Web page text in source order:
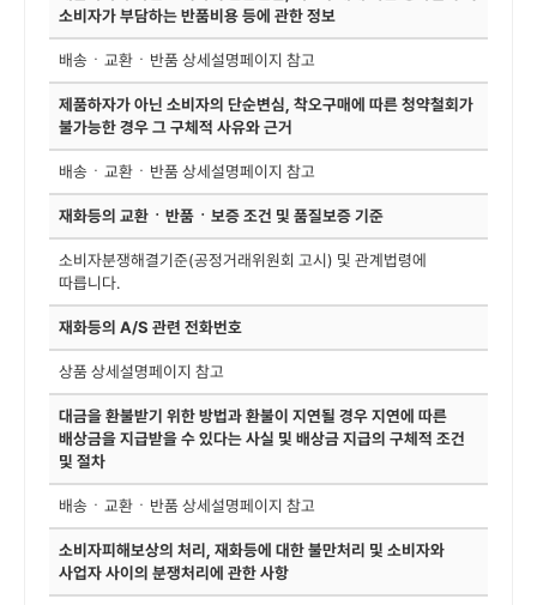
소비자가 부담하는 반품비용 등에 관한 정보
배송ㆍ교환ㆍ반품 상세설명페이지 참고
제품하자가 아닌 소비자의 단순변심, 착오구매에 따른 청약철회가
불가능한 경우 그 구체적 사유와 근거
배송ㆍ교환ㆍ반품 상세설명페이지 참고
재화등의 교환ㆍ반품ㆍ보증 조건 및 품질보증 기준
소비자분쟁해결기준(공정거래위원회 고시) 및 관계법령에
따릅니다.
재화등의 A/S 관련 전화번호
상품 상세설명페이지 참고
대금을 환불받기 위한 방법과 환불이 지연될 경우 지연에 따른
배상금을 지급받을 수 있다는 사실 및 배상금 지급의 구체적 조건
및 절차
배송ㆍ교환ㆍ반품 상세설명페이지 참고
소비자피해보상의 처리, 재화등에 대한 불만처리 및 소비자와
사업자 사이의 분쟁처리에 관한 사항